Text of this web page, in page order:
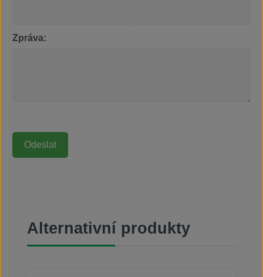
Zpráva:
Přeskočit galerii produktů
Alternativní produkty